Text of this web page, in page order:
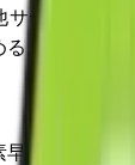
サービスと連
。
早く、きめ細